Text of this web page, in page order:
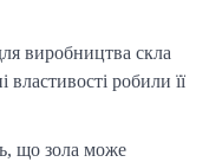
виробництва скла
робили її
що зола може